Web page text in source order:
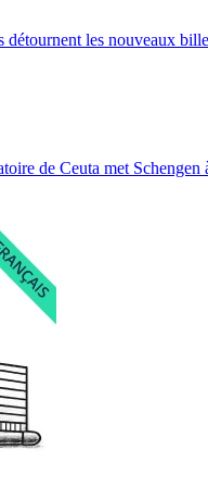
détournent les nouveaux
de Ceuta met Schengen